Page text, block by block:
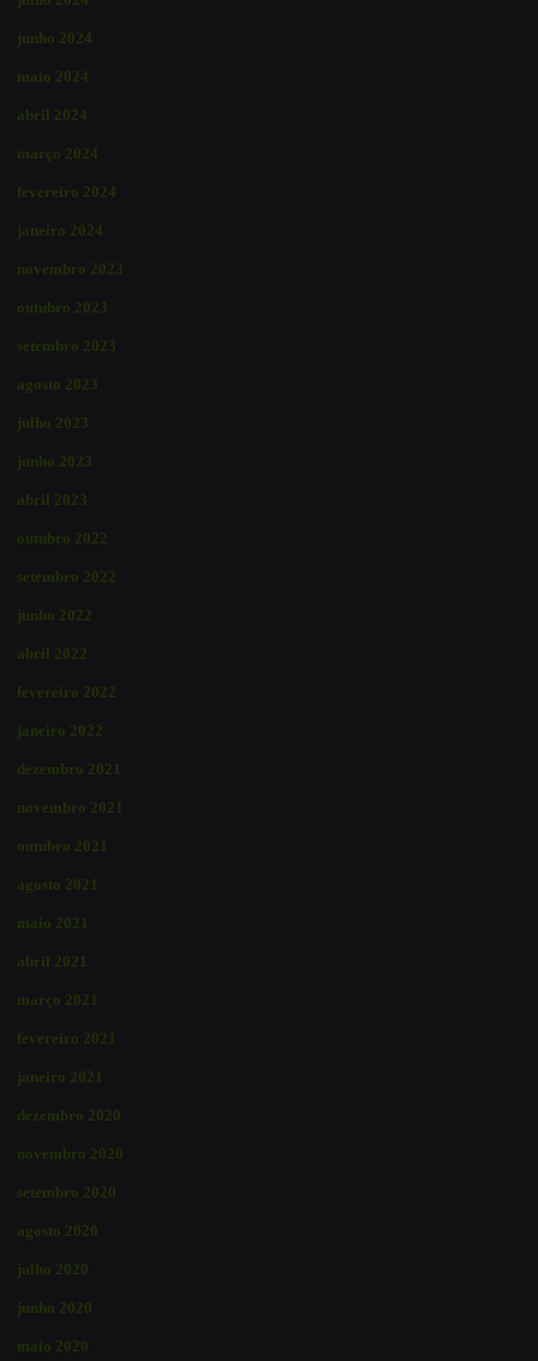
junho 2024
maio 2024
abril 2024
março 2024
fevereiro 2024
janeiro 2024
novembro 2023
outubro 2023
setembro 2023
agosto 2023
julho 2023
junho 2023
abril 2023
outubro 2022
setembro 2022
junho 2022
abril 2022
fevereiro 2022
janeiro 2022
dezembro 2021
novembro 2021
outubro 2021
agosto 2021
maio 2021
abril 2021
março 2021
fevereiro 2021
janeiro 2021
dezembro 2020
novembro 2020
setembro 2020
agosto 2020
julho 2020
junho 2020
maio 2020